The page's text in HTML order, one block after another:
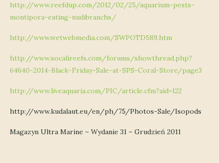
http://www.reefdup.com/2012/02/25/aquarium-pests-
montipora-eating-nudibranchs/
http://www.wetwebmedia.com/SWPOTD589.htm
http://www.socalireefs.com/forums/showthread.php?
64640-2014-Black-Friday-Sale-at-SPS-Coral-Store/page3
http://www.liveaquaria.com/PIC/article.cfm?aid=122
http://www.kudalaut.eu/en/ph/75/Photos-Sale/Isopods
Magazyn Ultra Marine – Wydanie 31 – Grudzień 2011